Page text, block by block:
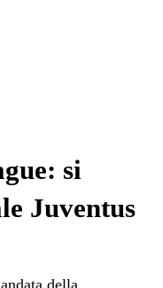
si
Juventus
della